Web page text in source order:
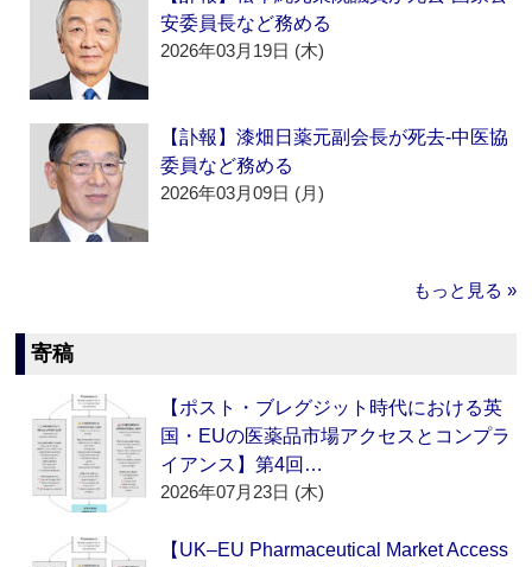
安委員長など務める
2026年03月19日 (木)
【訃報】漆畑日薬元副会長が死去‐中医協
委員など務める
2026年03月09日 (月)
もっと見る »
寄稿
【ポスト・ブレグジット時代における英
国・EUの医薬品市場アクセスとコンプラ
イアンス】第4回…
2026年07月23日 (木)
【UK–EU Pharmaceutical Market Access